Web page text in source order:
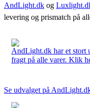
AndLight.dk og
levering og prismatch på
AndLight.dk har et stort
fragt på alle varer. Klik
Se udvalget på